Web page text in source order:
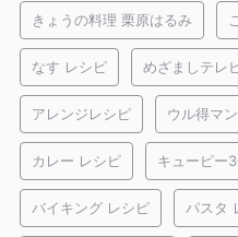
きょうの料理 栗原はるみ
なす レシピ めざましテレ
アレンジレシピ ウル得マ
カレー レシピ キューピー
バイキング レシピ パスタ